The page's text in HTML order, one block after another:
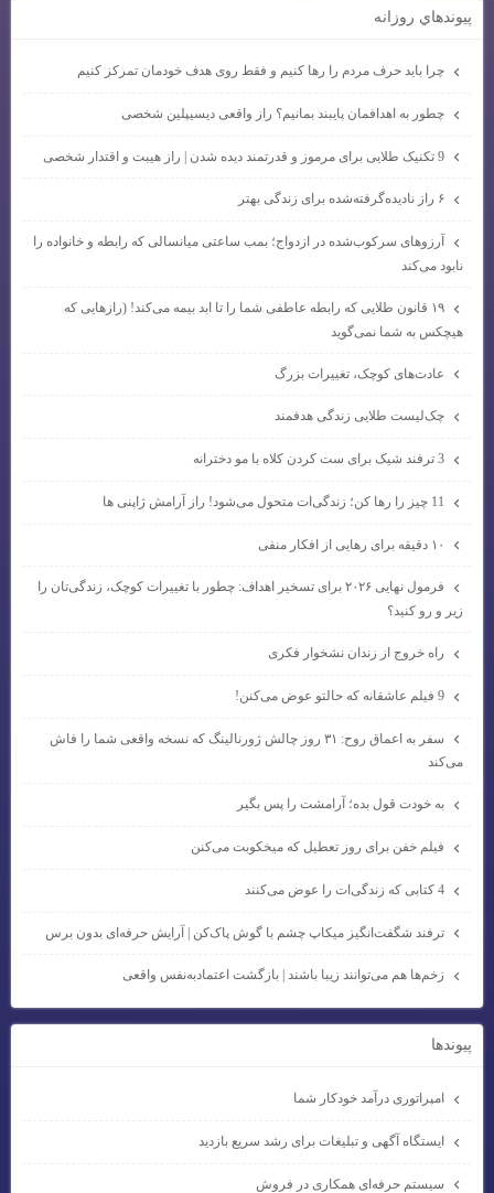
پيوندهاي روزانه
چرا باید حرف مردم را رها کنیم و فقط روی هدف خودمان تمرکز کنیم
چطور به اهدافمان پایبند بمانیم؟ راز واقعی دیسیپلین شخصی
9 تکنیک طلایی برای مرموز و قدرتمند دیده شدن | راز هیبت و اقتدار شخصی
۶ راز نادیده‌گرفته‌شده برای زندگی بهتر
آرزوهای سرکوب‌شده در ازدواج؛ بمب ساعتی میانسالی که رابطه و خانواده را
نابود می‌کند
۱۹ قانون طلایی که رابطه عاطفی شما را تا ابد بیمه می‌کند! (رازهایی که
هیچکس به شما نمی‌گوید
عادت‌های کوچک، تغییرات بزرگ
چک‌لیست طلایی زندگی هدفمند
3 ترفند شیک برای ست کردن کلاه با مو دخترانه
11 چیز را رها کن؛ زندگی‌ات متحول می‌شود! راز آرامش ژاپنی ها
۱۰ دقیقه برای رهایی از افکار منفی
فرمول نهایی ۲۰۲۶ برای تسخیر اهداف: چطور با تغییرات کوچک، زندگی‌تان را
زیر و رو کنید؟
راه خروج از زندان نشخوار فکری
9 فیلم عاشقانه که حالتو عوض می‌کنن!
سفر به اعماق روح: ۳۱ روز چالش ژورنالینگ که نسخه واقعی شما را فاش
می‌کند
به خودت قول بده؛ آرامشت را پس بگیر
فیلم خفن برای روز تعطیل که میخکوبت می‌کنن
4 کتابی که زندگی‌ات را عوض می‌کنند
ترفند شگفت‌انگیز میکاپ چشم با گوش پاک‌کن | آرایش حرفه‌ای بدون برس
زخم‌ها هم می‌توانند زیبا باشند | بازگشت اعتمادبه‌نفس واقعی
پيوندها
امپراتوری درآمد خودکار شما
ایستگاه آگهی و تبلیغات برای رشد سریع بازدید
سیستم حرفه‌ای همکاری در فروش